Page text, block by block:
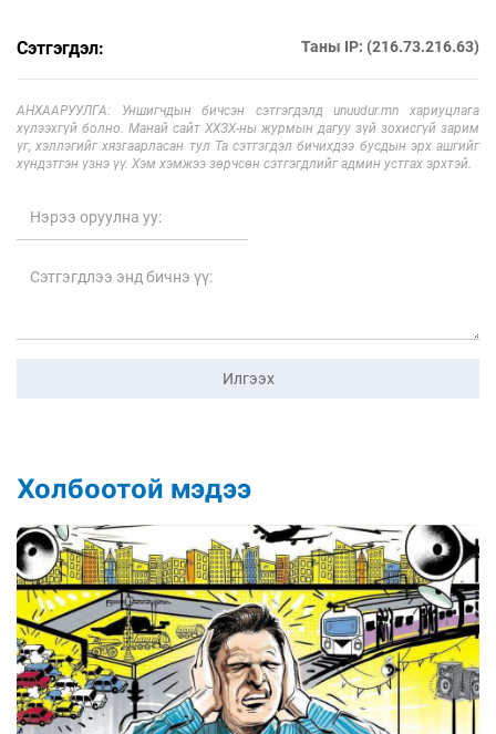
Сэтгэгдэл: Таны IP: (216.73.216.63)
АНХААРУУЛГА: Уншигчдын бичсэн сэтгэгдэлд unuudur.mn хариуцлага
хүлээхгүй болно. Манай сайт ХХЗХ-ны журмын дагуу зүй зохисгүй зарим
үг, хэллэгийг хязгаарласан тул Та сэтгэгдэл бичихдээ бусдын эрх ашгийг
хүндэтгэн үзнэ үү. Хэм хэмжээ зөрчсөн сэтгэгдлийг админ устгах эрхтэй.
Илгээх
Холбоотой мэдээ